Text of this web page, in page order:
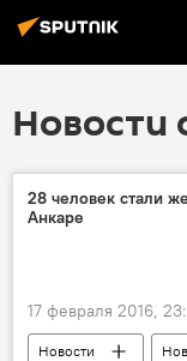
Новости
28 человек стали
Анкаре
17 февраля 2016,
Новости